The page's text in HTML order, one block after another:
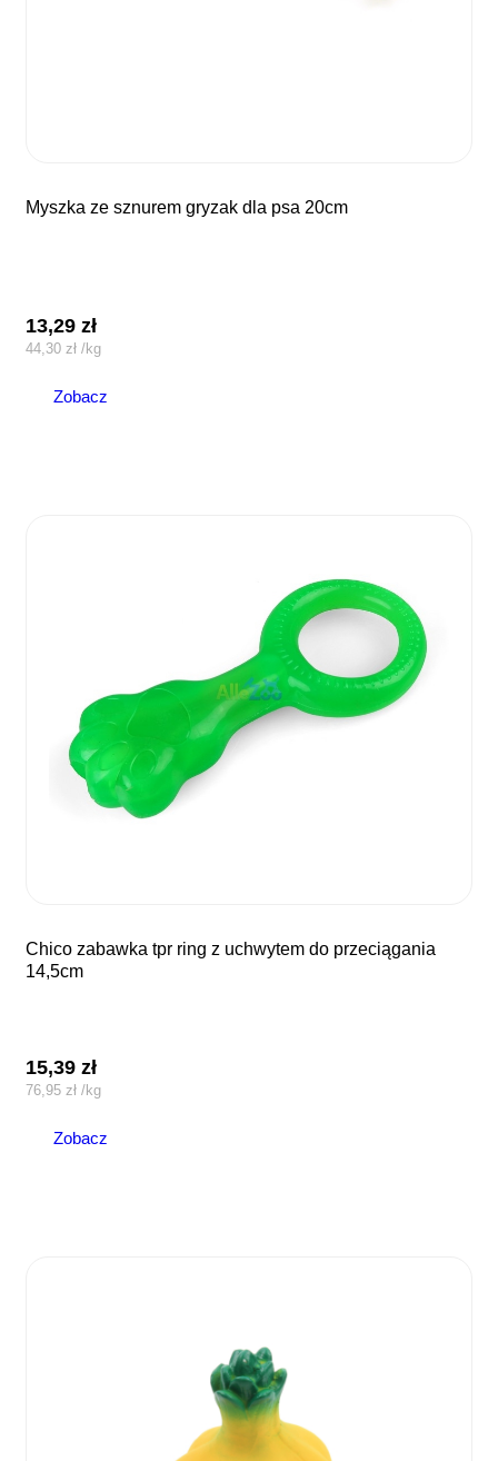
myszka ze sznurem gryzak dla psa 20cm
13,29zł
44,30 zł /kg
Zobacz
chico zabawka tpr ring z uchwytem do przeciągania
14,5cm
15,39zł
76,95 zł /kg
Zobacz